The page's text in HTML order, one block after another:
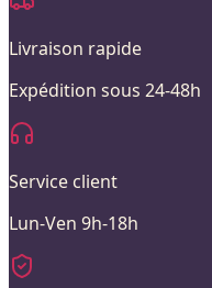
Livraison rapide
Expédition sous 24-48h
Service client
Lun-Ven 9h-18h